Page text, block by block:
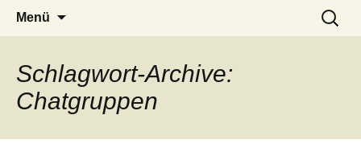
LUCKX
– das Magazin
Menü
Suchen
nach:
Schlagwort-Archive:
Chatgruppen